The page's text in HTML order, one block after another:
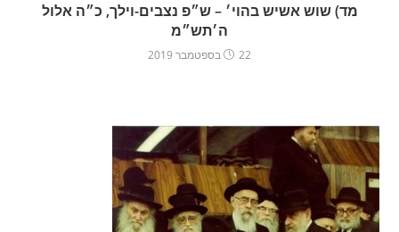
מד) שוש אשיש בהוי׳ – ש״פ נצבים-וילך, כ״ה אלול
ה׳תש״מ
22 בספטמבר 2019